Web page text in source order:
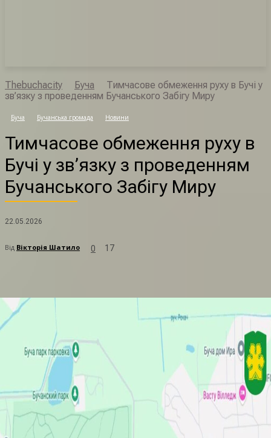
Thebuchacity Буча
Тимчасове обмеження руху в Бучі у
зв’язку з проведенням Бучанського Забігу Миру
Буча Бучанська громада Новини
Тимчасове обмеження руху в
Бучі у зв’язку з проведенням
Бучанського Забігу Миру
22.05.2026
Від Вікторія Шатило 0 17